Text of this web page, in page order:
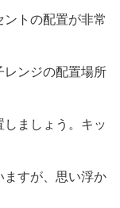
トの配置が非常
ンジの配置場所
ましょう。キッ
すが、思い浮か